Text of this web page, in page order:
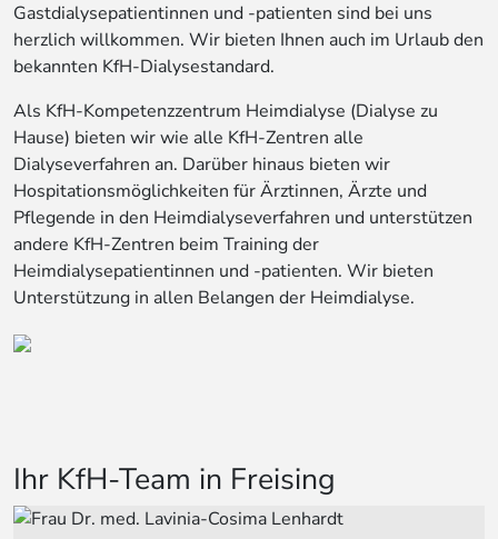
Gastdialysepatientinnen und -patienten sind bei uns
herzlich willkommen. Wir bieten Ihnen auch im Urlaub den
bekannten KfH-Dialysestandard.
Als KfH-Kompetenzzentrum Heimdialyse (Dialyse zu
Hause) bieten wir wie alle KfH-Zentren alle
Dialyseverfahren an. Darüber hinaus bieten wir
Hospitationsmöglichkeiten für Ärztinnen, Ärzte und
Pflegende in den Heimdialyseverfahren und unterstützen
andere KfH-Zentren beim Training der
Heimdialysepatientinnen und -patienten. Wir bieten
Unterstützung in allen Belangen der Heimdialyse.
Ihr KfH-Team in Freising